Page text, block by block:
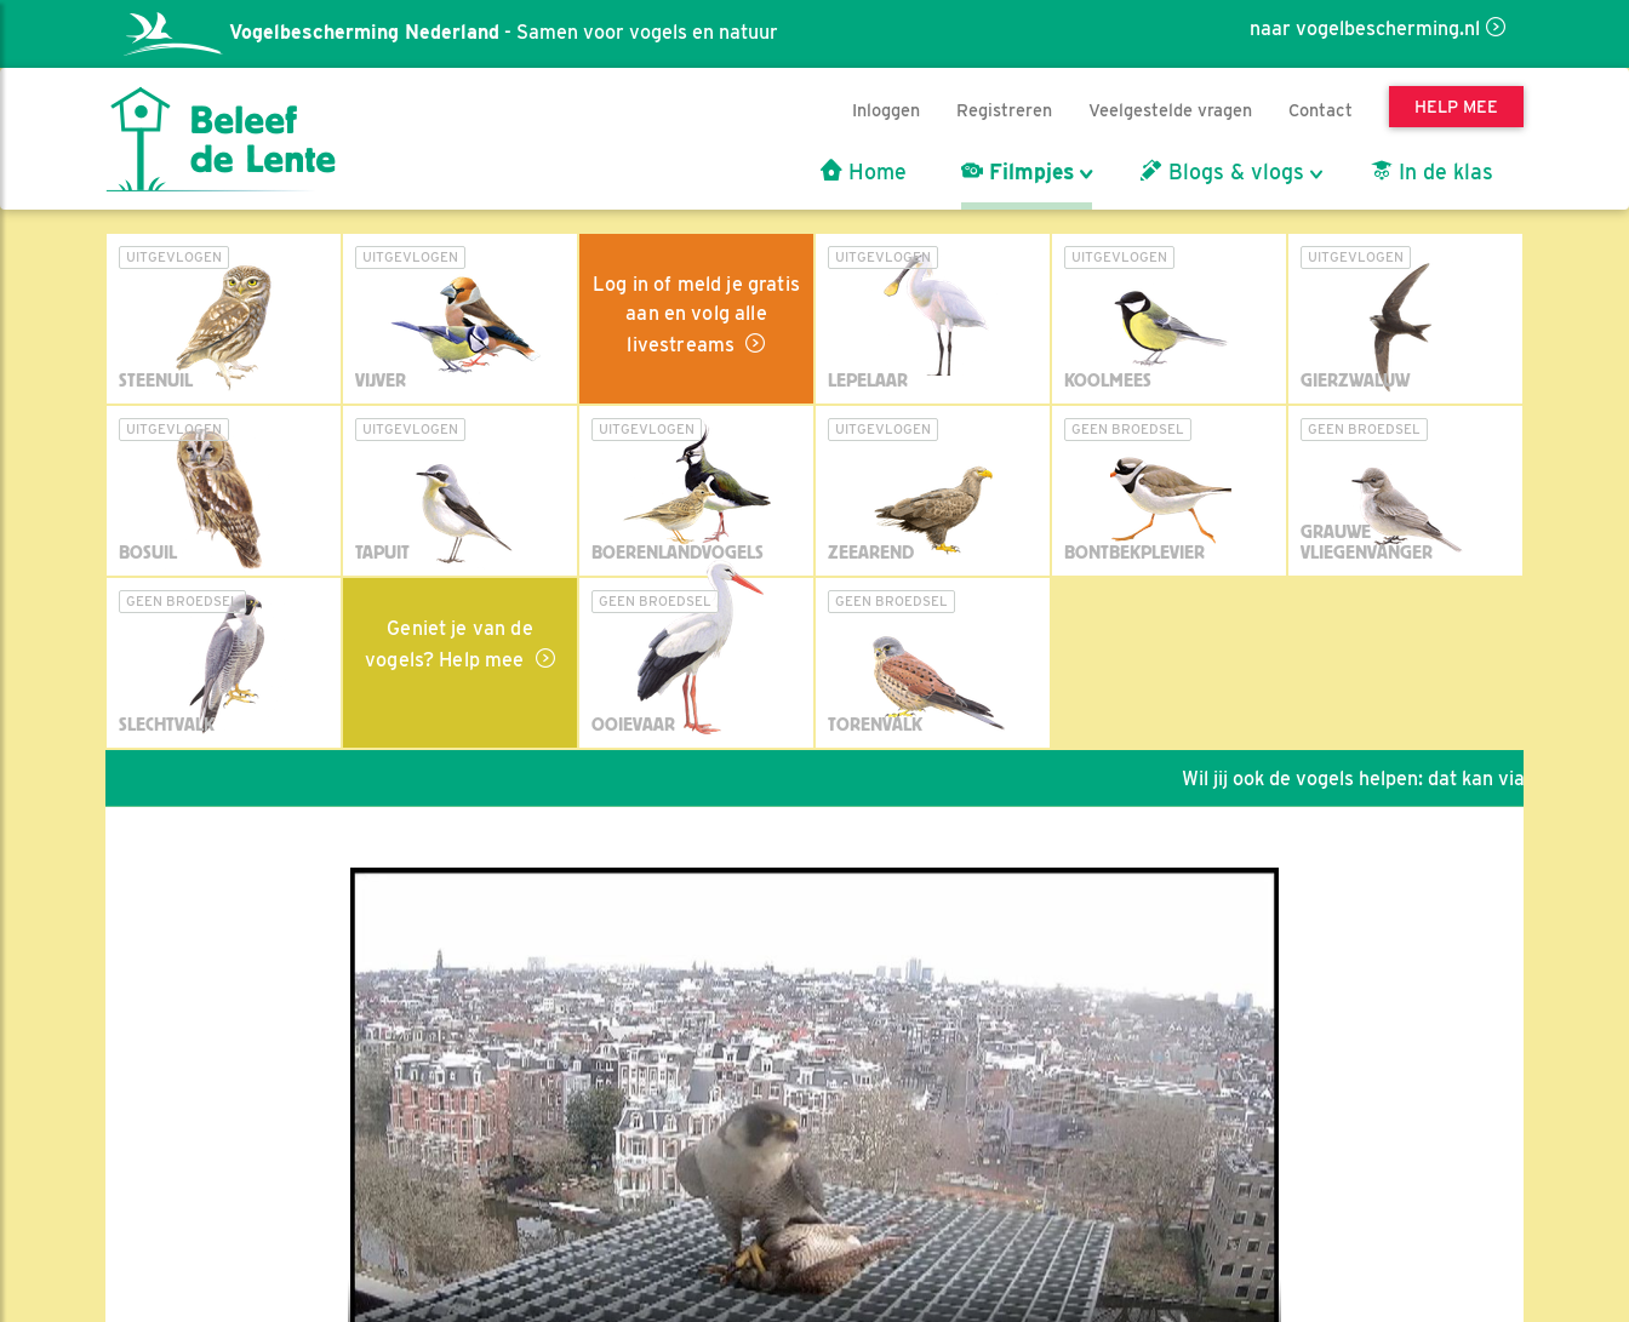
naar vogelbescherming.nl
Vogelbescherming Nederland - Samen voor vogels en natuur
Inloggen Registreren Veelgestelde vragen Contact HELP MEE
Home Filmpjes Blogs & vlogs In de klas
UITGEVLOGEN
STEENUIL
UITGEVLOGEN
VIJVER
Log in of meld je gratis
aan en volg alle
livestreams
UITGEVLOGEN
LEPELAAR
UITGEVLOGEN
KOOLMEES
UITGEVLOGEN
GIERZWALUW
UITGEVLOGEN
BOSUIL
UITGEVLOGEN
TAPUIT
UITGEVLOGEN
BOERENLANDVOGELS
UITGEVLOGEN
ZEEAREND
GEEN BROEDSEL
BONTBEKPLEVIER
GEEN BROEDSEL
GRAUWE
VLIEGENVANGER
GEEN BROEDSEL
SLECHTVALK
Geniet je van de
vogels? Help mee
GEEN BROEDSEL
OOIEVAAR
GEEN BROEDSEL
TORENVALK
Wil jij ook de vogels helpen: dat kan via de link!